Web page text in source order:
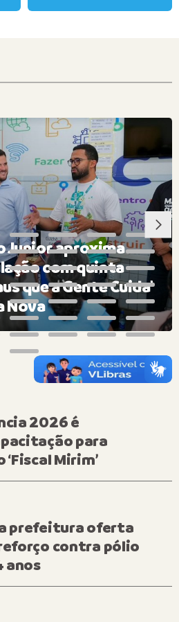
Junior aproxima
com quinta
que a Gente Cuida’
Nova
2026 é
para
Mirim’
prefeitura oferta
contra pólio
anos